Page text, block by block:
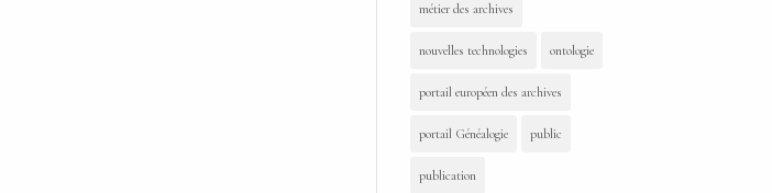
métier des archives
nouvelles technologies ontologie
portail européen des archives
portail Généalogie public
publication